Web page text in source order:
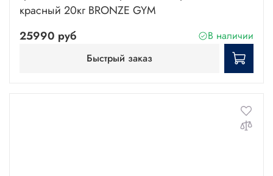
красный 20кг BRONZE GYM
25990 руб
В наличии
Быстрый заказ